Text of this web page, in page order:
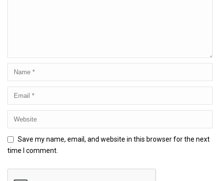
Save my name, email, and website in this browser for the next
time I comment.